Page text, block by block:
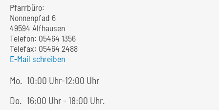
Pfarrbüro:
Nonnenpfad 6
49594 Alfhausen
Telefon: 05464 1356
Telefax: 05464 2488
E-Mail schreiben
Mo.
10:00 Uhr-12:00 Uhr
Do.
16:00 Uhr - 18:00 Uhr.